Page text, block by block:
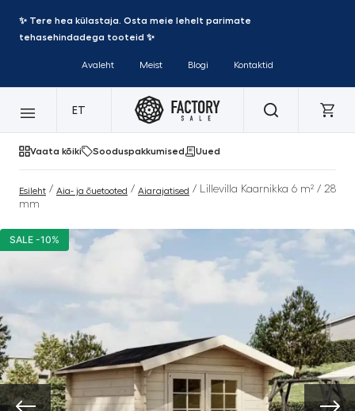
✨ Tere hea külastaja. Osta meie lehelt parimate
tehasehindadega tooteid ✨
Avaleht Meist Blogi Kontaktid
ET
Vaata kõiki Sooduspakkumised Uued
Esileht / Aia- ja õuetooted / Aiarajatised / Lillevilla Kaarnikka 6 m² / 28
mm
SALE -10%